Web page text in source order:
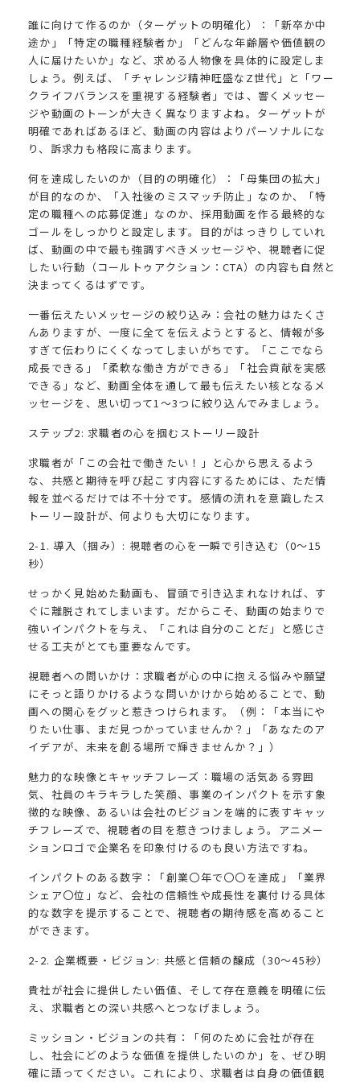
誰に向けて作るのか（ターゲットの明確化）：「新卒か中
途か」「特定の職種経験者か」「どんな年齢層や価値観の
人に届けたいか」など、求める人物像を具体的に設定しま
しょう。例えば、「チャレンジ精神旺盛なZ世代」と「ワー
クライフバランスを重視する経験者」では、響くメッセー
ジや動画のトーンが大きく異なりますよね。ターゲットが
明確であればあるほど、動画の内容はよりパーソナルにな
り、訴求力も格段に高まります。
何を達成したいのか（目的の明確化）：「母集団の拡大」
が目的なのか、「入社後のミスマッチ防止」なのか、「特
定の職種への応募促進」なのか、採用動画を作る最終的な
ゴールをしっかりと設定します。目的がはっきりしていれ
ば、動画の中で最も強調すべきメッセージや、視聴者に促
したい行動（コールトゥアクション：CTA）の内容も自然と
決まってくるはずです。
一番伝えたいメッセージの絞り込み：会社の魅力はたくさ
んありますが、一度に全てを伝えようとすると、情報が多
すぎて伝わりにくくなってしまいがちです。「ここでなら
成長できる」「柔軟な働き方ができる」「社会貢献を実感
できる」など、動画全体を通して最も伝えたい核となるメ
ッセージを、思い切って1〜3つに絞り込んでみましょう。
ステップ2: 求職者の心を掴むストーリー設計
求職者が「この会社で働きたい！」と心から思えるよう
な、共感と期待を呼び起こす内容にするためには、ただ情
報を並べるだけでは不十分です。感情の流れを意識したス
トーリー設計が、何よりも大切になります。
2-1. 導入（掴み）: 視聴者の心を一瞬で引き込む（0〜15
秒）
せっかく見始めた動画も、冒頭で引き込まれなければ、す
ぐに離脱されてしまいます。だからこそ、動画の始まりで
強いインパクトを与え、「これは自分のことだ」と感じさ
せる工夫がとても重要なんです。
視聴者への問いかけ：求職者が心の中に抱える悩みや願望
にそっと語りかけるような問いかけから始めることで、動
画への関心をグッと惹きつけられます。（例：「本当にや
りたい仕事、まだ見つかっていませんか？」「あなたのア
イデアが、未来を創る場所で輝きませんか？」）
魅力的な映像とキャッチフレーズ：職場の活気ある雰囲
気、社員のキラキラした笑顔、事業のインパクトを示す象
徴的な映像、あるいは会社のビジョンを端的に表すキャッ
チフレーズで、視聴者の目を惹きつけましょう。アニメー
ションロゴで企業名を印象付けるのも良い方法ですね。
インパクトのある数字：「創業〇年で〇〇を達成」「業界
シェア〇位」など、会社の信頼性や成長性を裏付ける具体
的な数字を提示することで、視聴者の期待感を高めること
ができます。
2-2. 企業概要・ビジョン: 共感と信頼の醸成（30〜45秒）
貴社が社会に提供したい価値、そして存在意義を明確に伝
え、求職者との深い共感へとつなげましょう。
ミッション・ビジョンの共有：「何のために会社が存在
し、社会にどのような価値を提供したいのか」を、ぜひ明
確に語ってください。これにより、求職者は自身の価値観